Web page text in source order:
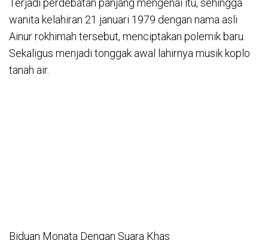
Terjadi perdebatan panjang mengenai itu, sehingga
wanita kelahiran 21 januari 1979 dengan nama asli
Ainur rokhimah tersebut, menciptakan polemik baru.
Sekaligus menjadi tonggak awal lahirnya musik koplo
tanah air.
Biduan Monata Dengan Suara Khas